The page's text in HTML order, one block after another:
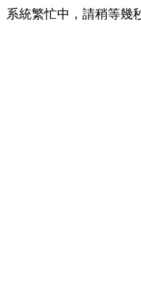
系統繁忙中，請稍等幾